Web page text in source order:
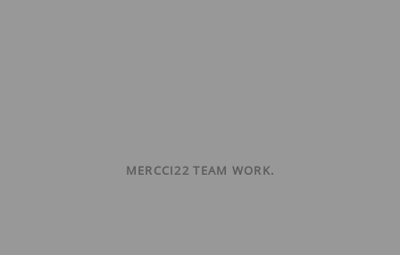
MERCCI22 TEAM WORK.